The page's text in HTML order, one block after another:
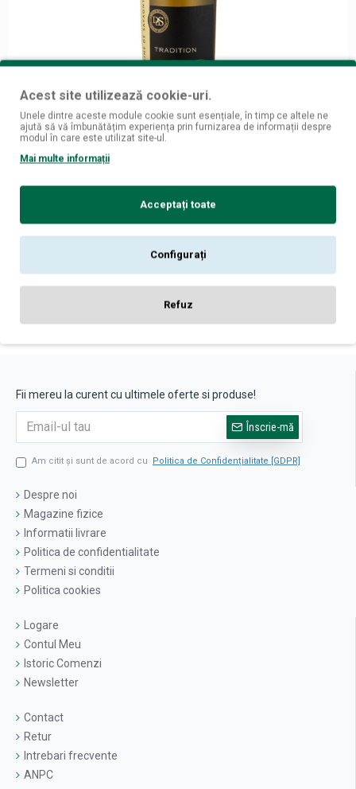
Franta - 0.75L
81,59lei
Fii mereu la curent cu ultimele oferte si produse!
Înscrie-mă
Am citit şi sunt de acord cu Politica de Confidențialitate [GDPR]
Despre noi
Magazine fizice
Informatii livrare
Politica de confidentialitate
Termeni si conditii
Politica cookies
Logare
Contul Meu
Istoric Comenzi
Newsletter
Contact
Retur
Intrebari frecvente
ANPC
Acest site utilizează cookie-uri.
Unele dintre aceste module cookie sunt esențiale, în timp ce altele ne
ajută să vă îmbunătățim experiența prin furnizarea de informații despre
modul în care este utilizat site-ul.
Mai multe informații
Acceptați toate
Configurați
Refuz